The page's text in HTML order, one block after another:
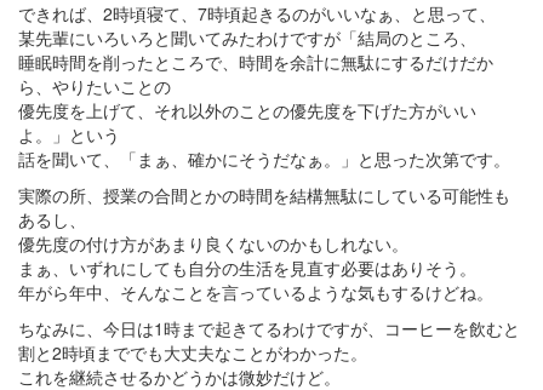
できれば、2時頃寝て、7時頃起きるのがいいなぁ、と思って、
某先輩にいろいろと聞いてみたわけですが「結局のところ、
睡眠時間を削ったところで、時間を余計に無駄にするだけだか
ら、やりたいことの
優先度を上げて、それ以外のことの優先度を下げた方がいい
よ。」という
話を聞いて、「まぁ、確かにそうだなぁ。」と思った次第です。
実際の所、授業の合間とかの時間を結構無駄にしている可能性も
あるし、
優先度の付け方があまり良くないのかもしれない。
まぁ、いずれにしても自分の生活を見直す必要はありそう。
年がら年中、そんなことを言っているような気もするけどね。
ちなみに、今日は1時まで起きてるわけですが、コーヒーを飲むと
割と2時頃まででも大丈夫なことがわかった。
これを継続させるかどうかは微妙だけど。